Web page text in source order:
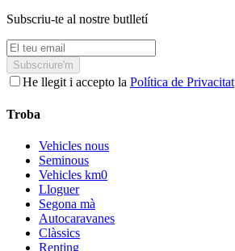
Subscriu-te al nostre butlletí
Subscriure'm
He llegit i accepto la Política de Privacitat
Troba
Vehicles nous
Seminous
Vehicles km0
Lloguer
Segona mà
Autocaravanes
Clàssics
Renting